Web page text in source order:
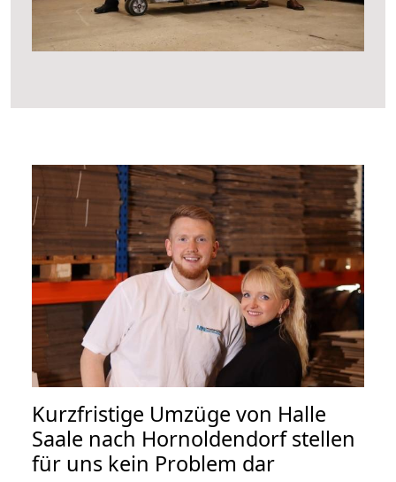
Kurzfristige Umzüge von Halle
Saale nach Hornoldendorf stellen
für uns kein Problem dar